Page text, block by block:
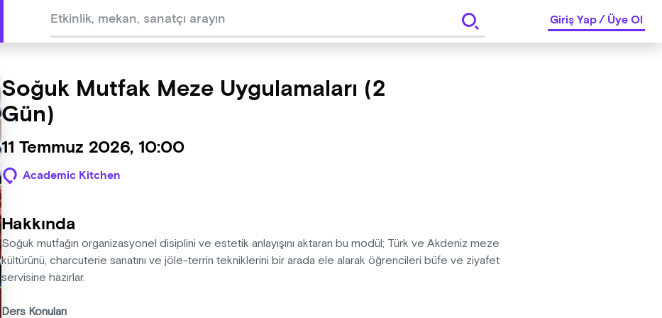
Giriş Yap/Üye Ol
Soğuk Mutfak Meze Uygulamaları (2
Gün)
11 Temmuz 2026, 10:00
Academic Kitchen
Hakkında
Soğuk mutfağın organizasyonel disiplini ve estetik anlayışını aktaran bu modül; Türk ve Akdeniz meze
kültürünü, charcuterie sanatını ve jöle-terrin tekniklerini bir arada ele alarak öğrencileri büfe ve ziyafet
servisine hazırlar.
Ders Konuları